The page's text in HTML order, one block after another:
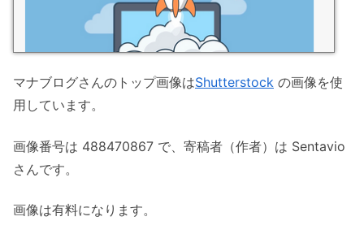
マナブログさんのトップ画像はShutterstock の画像を使
用しています。
画像番号は 488470867 で、寄稿者（作者）は Sentavio
さんです。
画像は有料になります。